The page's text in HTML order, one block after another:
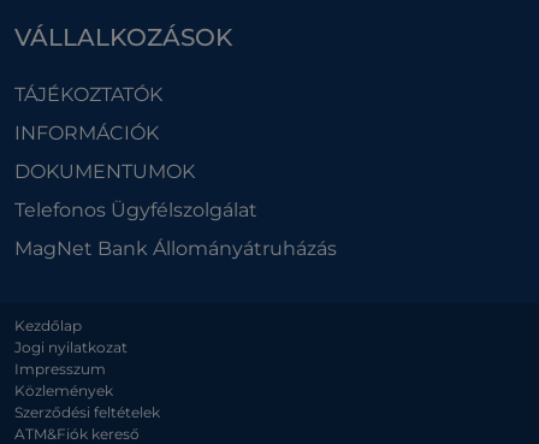
VÁLLALKOZÁSOK
TÁJÉKOZTATÓK
INFORMÁCIÓK
DOKUMENTUMOK
Telefonos Ügyfélszolgálat
MagNet Bank Állományátruházás
Kezdőlap
Jogi nyilatkozat
Impresszum
Közlemények
Szerződési feltételek
ATM&Fiók kereső